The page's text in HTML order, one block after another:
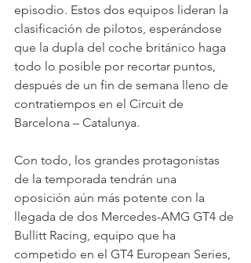
episodio. Estos dos equipos lideran la
clasificación de pilotos, esperándose
que la dupla del coche británico haga
todo lo posible por recortar puntos,
después de un fin de semana lleno de
contratiempos en el Circuit de
Barcelona – Catalunya.
Con todo, los grandes protagonistas
de la temporada tendrán una
oposición aún más potente con la
llegada de dos Mercedes-AMG GT4 de
Bullitt Racing, equipo que ha
competido en el GT4 European Series,